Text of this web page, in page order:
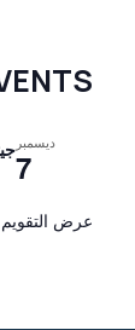
ديسمبر
7
عرض التقويم